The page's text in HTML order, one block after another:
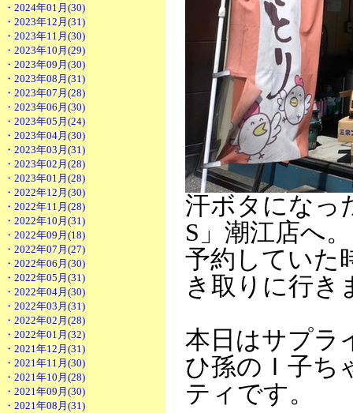
・2024年01月(30)
・2023年12月(31)
・2023年11月(30)
・2023年10月(29)
・2023年09月(30)
・2023年08月(31)
・2023年07月(28)
・2023年06月(30)
・2023年05月(24)
・2023年04月(30)
・2023年03月(31)
・2023年02月(28)
・2023年01月(28)
・2022年12月(30)
・2022年11月(28)
・2022年10月(31)
・2022年09月(18)
・2022年07月(27)
・2022年06月(30)
・2022年05月(31)
・2022年04月(30)
・2022年03月(31)
・2022年02月(28)
・2022年01月(32)
・2021年12月(31)
・2021年11月(30)
・2021年10月(28)
・2021年09月(30)
・2021年08月(31)
汗ボタになっ
S」潮江店へ。
予約していた
き取りに行き
本日はサプラ
ひ孫のＩ子ち
ティです。